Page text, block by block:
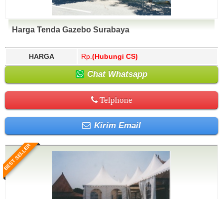
Harga Tenda Gazebo Surabaya
HARGA Rp. (Hubungi CS)
Chat Whatsapp
Telphone
Kirim Email
BEST SELLER